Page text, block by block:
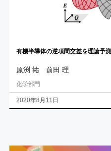
有機半導体の逆項間交差を理論予測
原渕 祐 前田 理
化学部門
2020年8月11日